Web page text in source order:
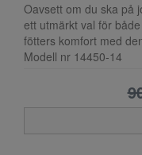
Oavsett om du ska på
ett utmärkt val för
fötters komfort med
Modell nr 14450-14